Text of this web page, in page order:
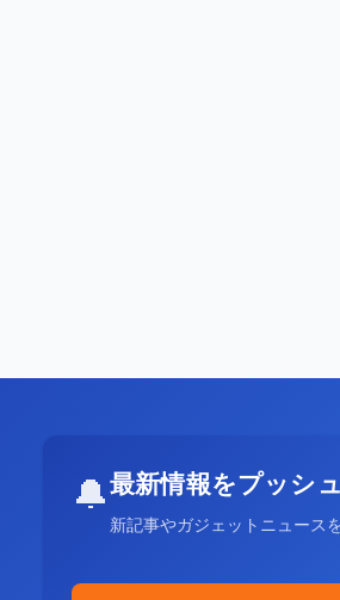
🔔最新情報をプッシ
新記事やガジェットニュース